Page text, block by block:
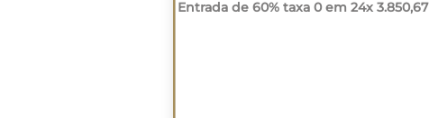
Entrada de 60% taxa 0 em 24x 3.850,67